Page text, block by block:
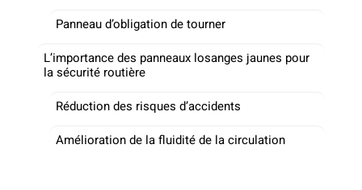
Panneau d’obligation de tourner
L’importance des panneaux losanges jaunes pour
la sécurité routière
Réduction des risques d’accidents
Amélioration de la fluidité de la circulation